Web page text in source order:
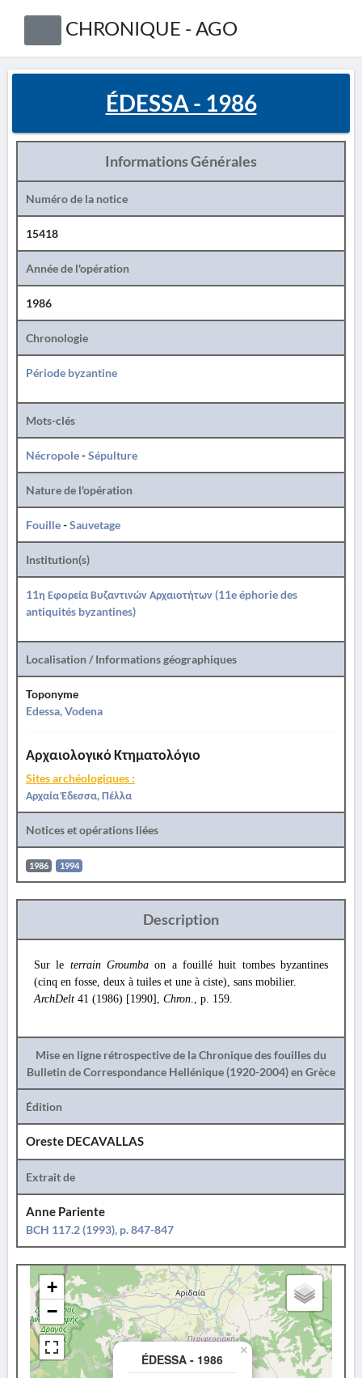
CHRONIQUE - AGO
ÉDESSA - 1986
Informations Générales
Numéro de la notice
15418
Année de l'opération
1986
Chronologie
Période byzantine
Mots-clés
Nécropole-Sépulture
Nature de l'opération
Fouille-Sauvetage
Institution(s)
11η Εφορεία Βυζαντινών Αρχαιοτήτων (11e éphorie des
antiquités byzantines)
Localisation / Informations géographiques
Toponyme
Edessa, Vodena
Αρχαιολογικό Κτηματολόγιο
Sites archéologiques :
Αρχαία Έδεσσα, Πέλλα
Notices et opérations liées
1986 1994
Description
Sur le terrain Groumbaon a fouillé huit tombes byzantines
(cinq en fosse, deux à tuiles et une à ciste), sans mobilier.
ArchDelt 41 (1986) [1990], Chron., p. 159.
Mise en ligne rétrospective de la Chronique des fouilles du
Bulletin de Correspondance Hellénique (1920-2004) en Grèce
Édition
Oreste DECAVALLAS
Extrait de
Anne Pariente
BCH 117.2 (1993), p. 847-847
ÉDESSA - 1986
×
+
−